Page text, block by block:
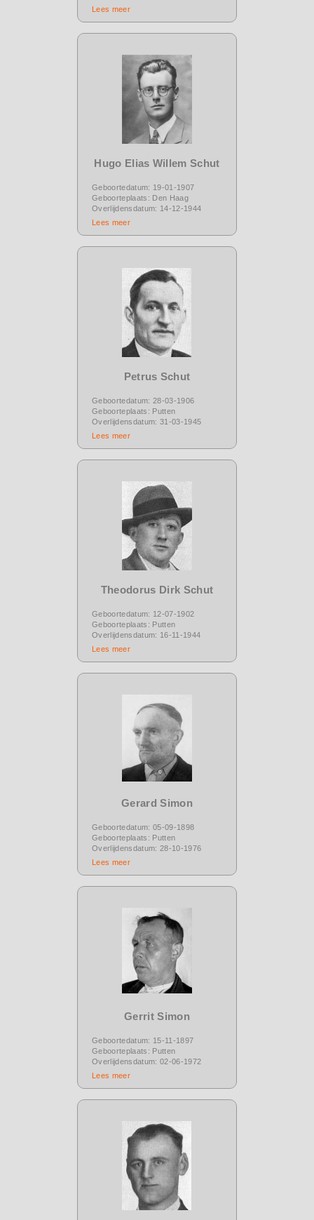
Lees meer
Hugo Elias Willem Schut
Geboortedatum: 19-01-1907
Geboorteplaats: Den Haag
Overlijdensdatum: 14-12-1944
Lees meer
Petrus Schut
Geboortedatum: 28-03-1906
Geboorteplaats: Putten
Overlijdensdatum: 31-03-1945
Lees meer
Theodorus Dirk Schut
Geboortedatum: 12-07-1902
Geboorteplaats: Putten
Overlijdensdatum: 16-11-1944
Lees meer
Gerard Simon
Geboortedatum: 05-09-1898
Geboorteplaats: Putten
Overlijdensdatum: 28-10-1976
Lees meer
Gerrit Simon
Geboortedatum: 15-11-1897
Geboorteplaats: Putten
Overlijdensdatum: 02-06-1972
Lees meer